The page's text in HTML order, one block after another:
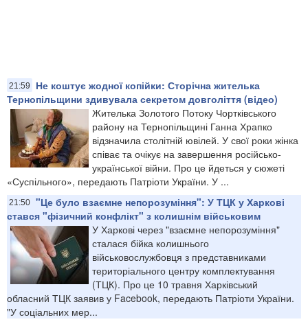
21:59
Не коштує жодної копійки: Сторічна жителька
Тернопільщини здивувала секретом довголіття (відео)
Жителька Золотого Потоку Чортківського
району на Тернопільщині Ганна Храпко
відзначила столітній ювілей. У свої роки жінка
співає та очікує на завершення російсько-
української війни. Про це йдеться у сюжеті
«Суспільного», передають Патріоти України. У ...
21:50 "Це було взаємне непорозуміння": У ТЦК у Харкові
стався "фізичний конфлікт" з колишнім військовим
У Харкові через "взаємне непорозуміння"
сталася бійка колишнього
військовослужбовця з представниками
територіального центру комплектування
(ТЦК). Про це 10 травня Харківський
обласний ТЦК заявив у Facebook, передають Патріоти України.
"У соціальних мер...